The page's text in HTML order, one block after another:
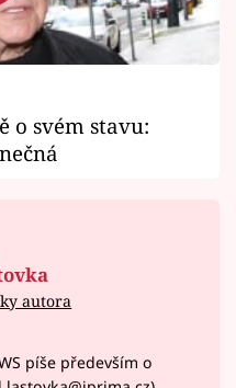
o svém stavu:
autora
píše především o